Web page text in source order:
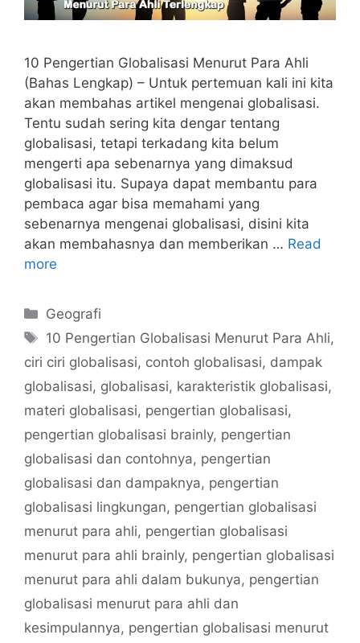
10 Pengertian Globalisasi Menurut Para Ahli
(Bahas Lengkap) – Untuk pertemuan kali ini kita
akan membahas artikel mengenai globalisasi.
Tentu sudah sering kita dengar tentang
globalisasi, tetapi terkadang kita belum
mengerti apa sebenarnya yang dimaksud
globalisasi itu. Supaya dapat membantu para
pembaca agar bisa memahami yang
sebenarnya mengenai globalisasi, disini kita
akan membahasnya dan memberikan … Read
more
Categories
Geografi
Tags
10 Pengertian Globalisasi Menurut Para Ahli,
ciri ciri globalisasi, contoh globalisasi, dampak
globalisasi, globalisasi, karakteristik globalisasi,
materi globalisasi, pengertian globalisasi,
pengertian globalisasi brainly, pengertian
globalisasi dan contohnya, pengertian
globalisasi dan dampaknya, pengertian
globalisasi lingkungan, pengertian globalisasi
menurut para ahli, pengertian globalisasi
menurut para ahli brainly, pengertian globalisasi
menurut para ahli dalam bukunya, pengertian
globalisasi menurut para ahli dan
kesimpulannya, pengertian globalisasi menurut